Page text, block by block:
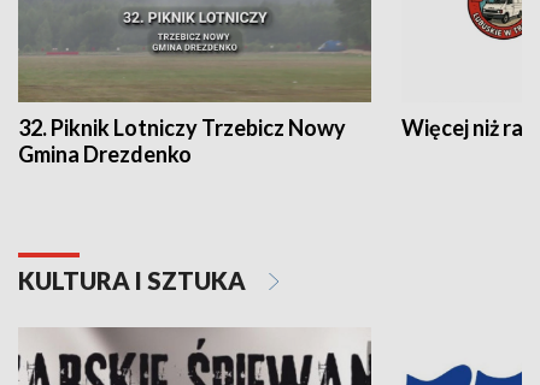
32. Piknik Lotniczy Trzebicz Nowy
Gmina Drezdenko
Więcej niż rajd
KULTURA I SZTUKA